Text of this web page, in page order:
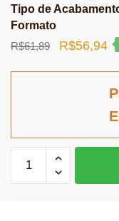
Tipo de
Formato
R$61,89
O
R$56,94O
Segurança
Jurídica